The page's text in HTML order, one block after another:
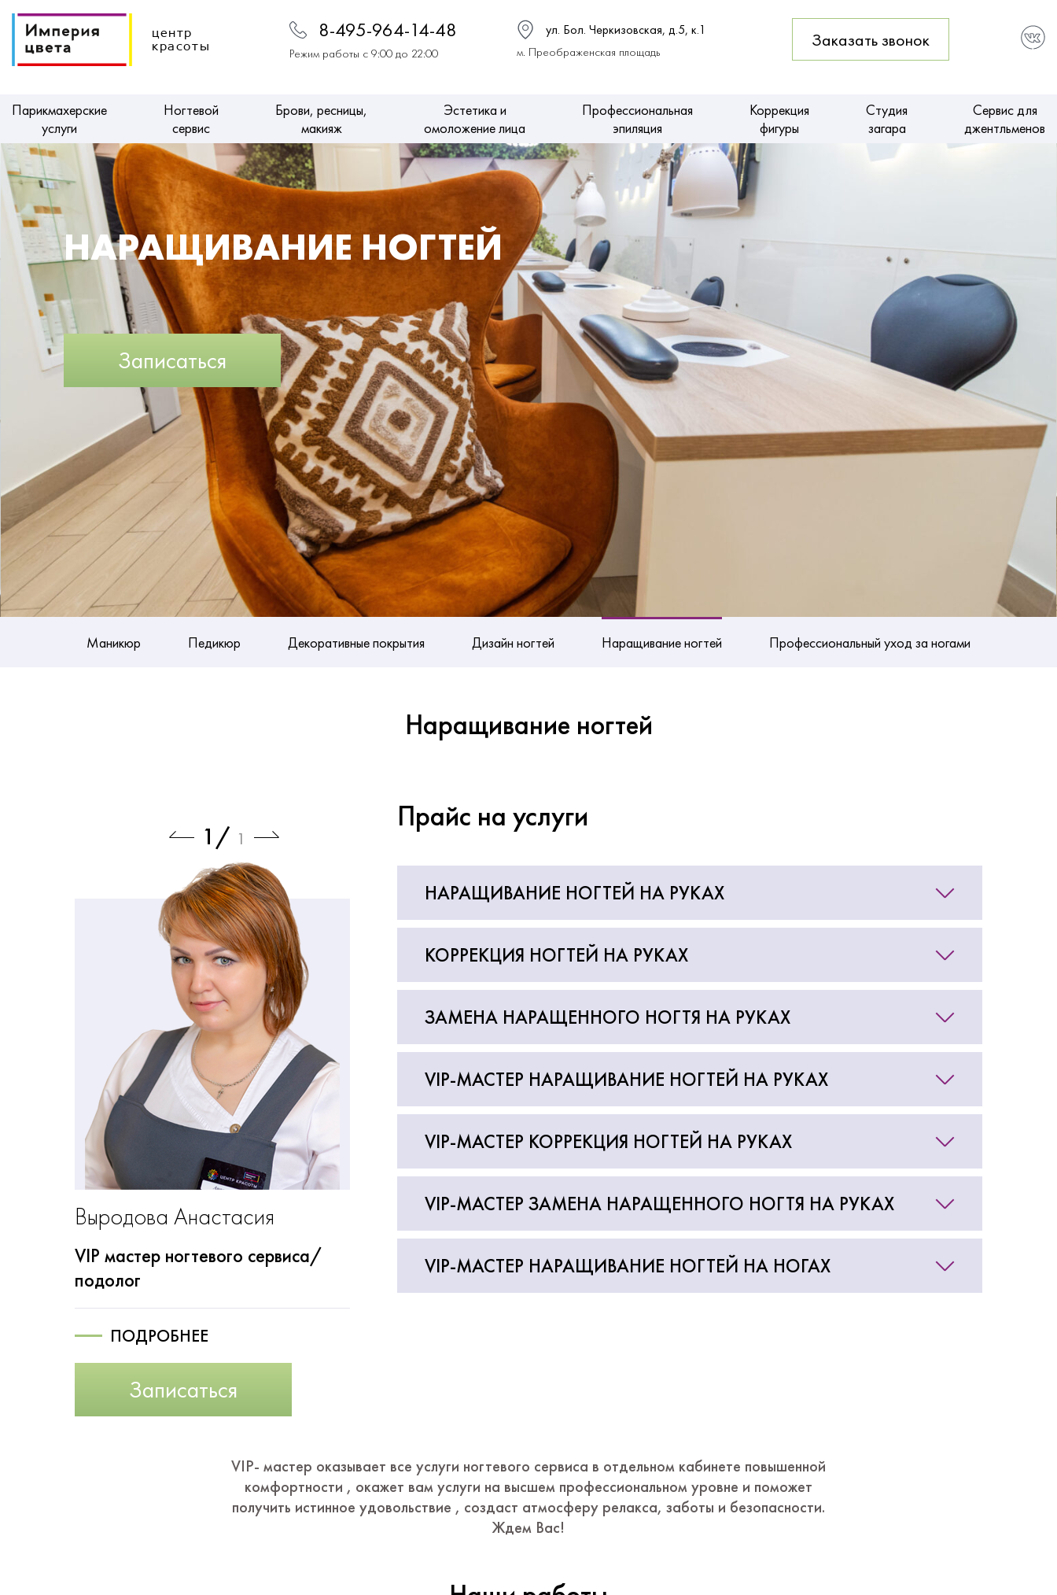
центр
красоты
8-495-964-14-48
Режим работы с 9:00 до 22:00
ул. Бол. Черкизовская, д.5, к.1
м. Преображенская площадь
Заказать звонок
Парикмахерские
услуги
Ногтевой
сервис
Брови, ресницы,
макияж
Эстетика и
омоложение лица
Профессиональная
эпиляция
Коррекция
фигуры
Студия
загара
Сервис для
джентльменов
НАРАЩИВАНИЕ НОГТЕЙ
Записаться
Маникюр Педикюр Декоративные покрытия Дизайн ногтей Наращивание ногтей Профессиональный уход за ногами
Наращивание ногтей
1 / 1
Выродова Анастасия
VIP мастер ногтевого сервиса/
подолог
ПОДРОБНЕЕ
Записаться
Прайс на услуги
НАРАЩИВАНИЕ НОГТЕЙ НА РУКАХ
КОРРЕКЦИЯ НОГТЕЙ НА РУКАХ
ЗАМЕНА НАРАЩЕННОГО НОГТЯ НА РУКАХ
VIP-МАСТЕР НАРАЩИВАНИЕ НОГТЕЙ НА РУКАХ
VIP-МАСТЕР КОРРЕКЦИЯ НОГТЕЙ НА РУКАХ
VIP-МАСТЕР ЗАМЕНА НАРАЩЕННОГО НОГТЯ НА РУКАХ
VIP-МАСТЕР НАРАЩИВАНИЕ НОГТЕЙ НА НОГАХ
VIP- мастер оказывает все услуги ногтевого сервиса в отдельном кабинете повышенной
комфортности , окажет вам услуги на высшем профессиональном уровне и поможет
получить истинное удовольствие , создаст атмосферу релакса, заботы и безопасности.
Ждем Вас!